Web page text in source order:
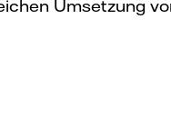
Umsetzung